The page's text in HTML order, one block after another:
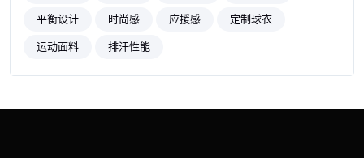
平衡设计
时尚感 应援感
定制球衣
运动面料
排汗性能